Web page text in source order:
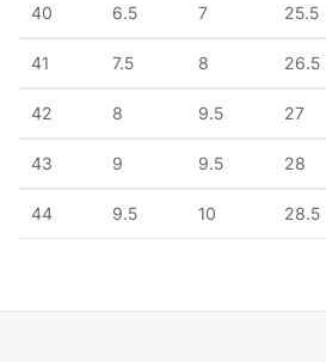
40 6.5 7 25.5
41 7.5 8 26.5
42 8 9.5 27
43 9 9.5 28
44 9.5 10 28.5